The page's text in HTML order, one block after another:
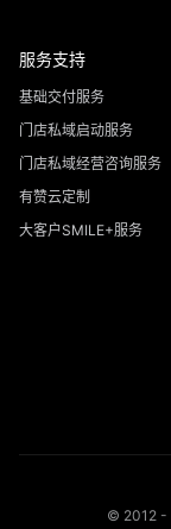
服务支持
基础交付服务
门店私域启动服务
门店私域经营咨询服务
有赞云定制
大客户SMILE+服务
© 2012 -